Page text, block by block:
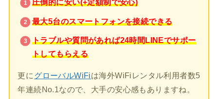
圧倒的に安い(+定額制で安心)
最大5台のスマートフォンを接続できる
トラブルや質問があれば24時間LINEでサポー
トしてもらえる
更に グローバルWiFiは海外WiFiレンタル利用者数5
年連続No.1なので、大手の安心感もありますね。